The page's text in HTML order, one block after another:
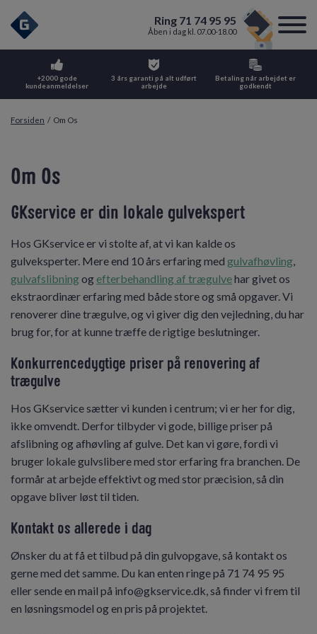
Ring 71 74 95 95
Åben i dag kl. 07.00-18.00
+2000 gode
kundeanmeldelser
3 års garanti på alt udført
arbejde
Betaling når arbejdet er
godkendt
Forsiden / Om Os
Om Os
GKservice er din lokale gulvekspert
Hos GKservice er vi stolte af, at vi kan kalde os
gulveksperter. Mere end 10 års erfaring med gulvafhøvling
gulvafslibningog efterbehandling af trægulvehar givet os
ekstraordinær erfaring med både store og små opgaver. Vi
renoverer dine trægulve, og vi giver dig den vejledning, du har
brug for, for at kunne træffe de rigtige beslutninger.
Konkurrencedygtige priser på renovering af
trægulve
Hos GKservice sætter vi kunden i centrum; vi er her for dig,
ikke omvendt. Derfor tilbyder vi gode, billige priser på
afslibning og afhøvling af gulve. Det kan vi gøre, fordi vi
bruger lokale gulvslibere med stor erfaring fra branchen. De
formår at arbejde effektivt og med stor præcision, så din
opgave bliver løst til tiden.
Kontakt os allerede i dag
Ønsker du at få et tilbud på din gulvopgave, så kontakt os
gerne med det samme. Du kan enten ringe på 71 74 95 95
eller sende en mail på info@gkservice.dk, så finder vi frem til
en løsningsmodel og en pris på projektet.